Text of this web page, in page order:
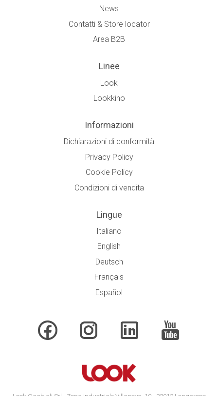
News
Contatti & Store locator
Area B2B
Linee
Look
Lookkino
Informazioni
Dichiarazioni di conformità
Privacy Policy
Cookie Policy
Condizioni di vendita
Lingue
Italiano
English
Deutsch
Français
Español